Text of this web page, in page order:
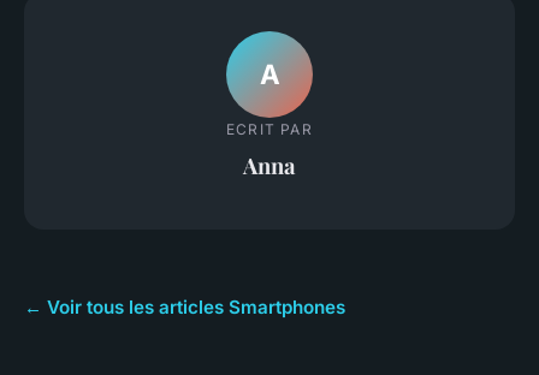
A
ECRIT PAR
Anna
← Voir tous les articles Smartphones